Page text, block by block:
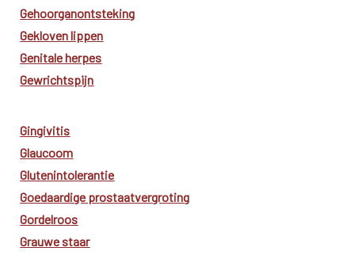
Gehoorganontsteking
Gekloven lippen
Genitale herpes
Gewrichtspijn
Gingivitis
Glaucoom
Glutenintolerantie
Goedaardige prostaatvergroting
Gordelroos
Grauwe staar